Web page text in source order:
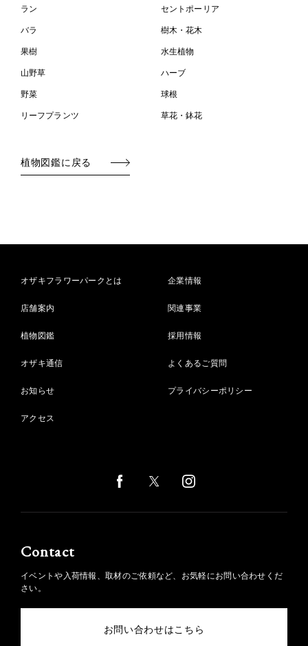
ラン セントポーリア
バラ 樹木・花木
果樹 水生植物
山野草 ハーブ
野菜 球根
リーフプランツ 草花・鉢花
植物図鑑に戻る
オザキフラワーパークとは
店舗案内
植物図鑑
オザキ通信
お知らせ
アクセス
企業情報
関連事業
採用情報
よくあるご質問
プライバシーポリシー
Contact
イベントや入荷情報、取材のご依頼など、お気軽にお問い合わせくだ
さい。
お問い合わせはこちら